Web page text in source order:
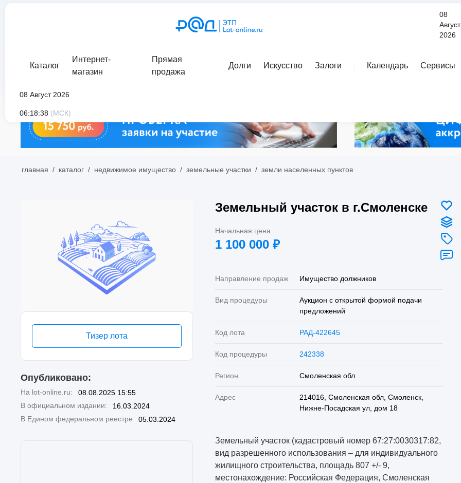
08
Август
2026
Каталог
Интернет-
магазин
Прямая
продажа
Долги Искусство Залоги Календарь Сервисы
08 Август 2026
06:18:38 (МСК)
главная / каталог / недвижимое имущество / земельные участки / земли населенных пунктов
Тизер лота
Опубликовано:
На lot-online.ru:
08.08.2025 15:55
В официальном издании:
16.03.2024
В Едином федеральном реестре
05.03.2024
Земельный участок в г.Смоленске
Начальная цена
1 100 000 ₽
Направление продаж Имущество должников
Вид процедуры
Аукцион с открытой формой подачи
предложений
Код лота РАД-422645
Код процедуры 242338
Регион Смоленская обл
Адрес
214016, Смоленская обл, Смоленск,
Нижне-Посадская ул, дом 18
Земельный участок (кадастровый номер 67:27:0030317:82,
вид разрешенного использования – для индивидуального
жилищного строительства, площадь 807 +/- 9,
местонахождение: Российская Федерация, Смоленская